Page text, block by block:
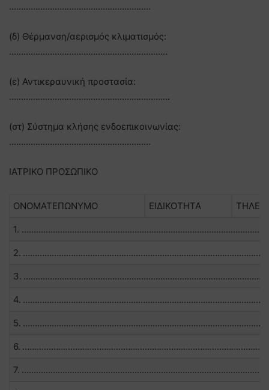
…………………………………………………..
(δ) Θέρμανση/αερισμός κλιματισμός:
…………………………………………………………
(ε) Αντικεραυνική προστασία:
………………………………………………………….
(στ) Σύστημα κλήσης ενδοεπικοινωνίας:
…………………………………………………..
ΙΑΤΡΙΚΟ ΠΡΟΣΩΠΙΚΟ
ΟΝΟΜΑΤΕΠΩΝΥΜΟ ΕΙΔΙΚΟΤΗΤΑ
1.
2.
3.
4.
5.
6.
7.